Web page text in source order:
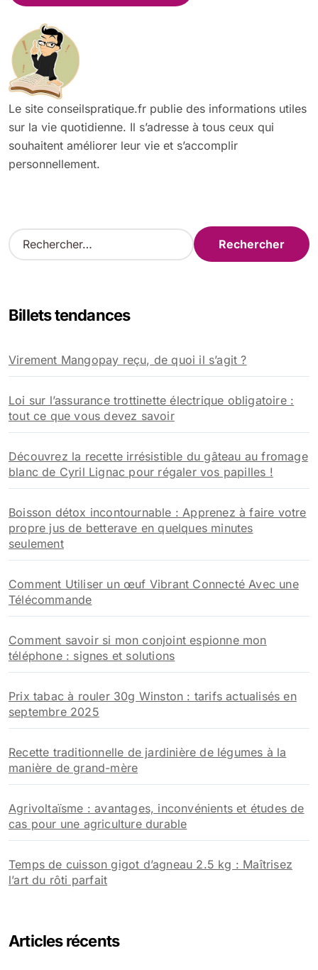
Le site conseilspratique.fr publie des informations utiles
sur la vie quotidienne. Il s’adresse à tous ceux qui
souhaitent améliorer leur vie et s’accomplir
personnellement.
R
e
r
e
r
:
Billets tendances
Virement Mangopay reçu, de quoi il s’agit ?
Loi sur l’assurance trottinette électrique obligatoire :
tout ce que vous devez savoir
Découvrez la recette irrésistible du gâteau au fromage
blanc de Cyril Lignac pour régaler vos papilles !
Boisson détox incontournable : Apprenez à faire votre
propre jus de betterave en quelques minutes
seulement
Comment Utiliser un œuf Vibrant Connecté Avec une
Télécommande
Comment savoir si mon conjoint espionne mon
téléphone : signes et solutions
Prix tabac à rouler 30g Winston : tarifs actualisés en
septembre 2025
Recette traditionnelle de jardinière de légumes à la
manière de grand-mère
Agrivoltaïsme : avantages, inconvénients et études de
cas pour une agriculture durable
Temps de cuisson gigot d’agneau 2.5 kg : Maîtrisez
l’art du rôti parfait
Articles récents